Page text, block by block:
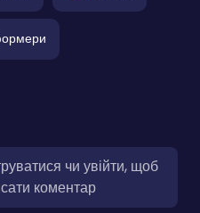
чи увійти, щоб
коментар